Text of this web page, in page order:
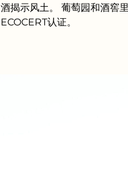
酒揭示风土。 葡萄园和酒窖
ECOCERT认证。